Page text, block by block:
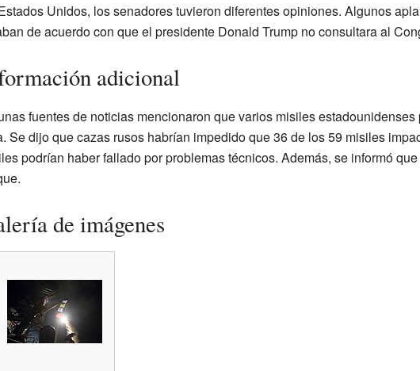
Unidos, los senadores tuvieron diferentes opiniones. Algunos
de acuerdo con que el presidente Donald Trump no consultara al
adicional
fuentes de noticias mencionaron que varios misiles
Se dijo que cazas rusos habrían impedido que 36 de los 59 misiles
podrían haber fallado por problemas técnicos. Además, se informó
de imágenes